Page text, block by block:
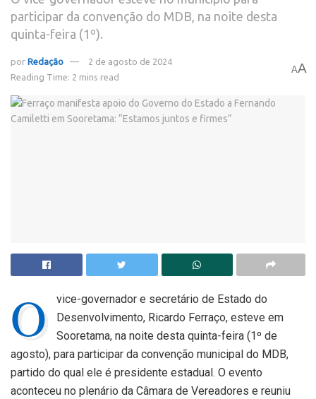
participar da convenção do MDB, na noite desta
quinta-feira (1º).
por Redação
2 de agosto de 2024
Reading Time: 2 mins read
AA
O
vice-governador e secretário de Estado do
Desenvolvimento, Ricardo Ferraço, esteve em
Sooretama, na noite desta quinta-feira (1º de
agosto), para participar da convenção municipal do MDB,
partido do qual ele é presidente estadual. O evento
aconteceu no plenário da Câmara de Vereadores e reuniu